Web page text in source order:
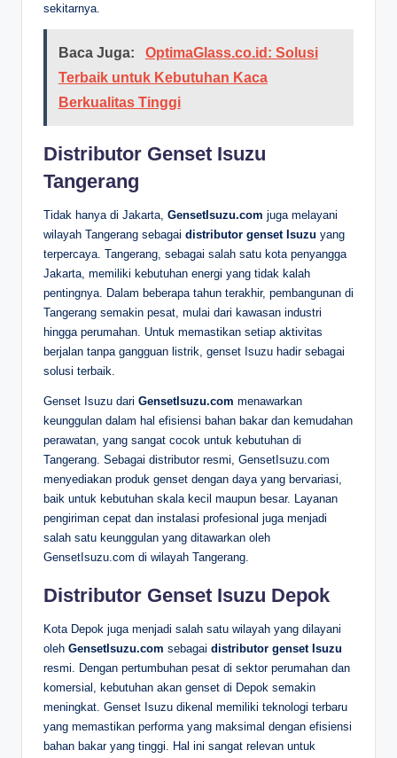
sekitarnya.
Baca Juga:
OptimaGlass.co.id: Solusi
Terbaik untuk Kebutuhan Kaca
Berkualitas Tinggi
Distributor Genset Isuzu
Tangerang
Tidak hanya di Jakarta, GensetIsuzu.com juga melayani
wilayah Tangerang sebagai distributor genset Isuzu yang
terpercaya. Tangerang, sebagai salah satu kota penyangga
Jakarta, memiliki kebutuhan energi yang tidak kalah
pentingnya. Dalam beberapa tahun terakhir, pembangunan di
Tangerang semakin pesat, mulai dari kawasan industri
hingga perumahan. Untuk memastikan setiap aktivitas
berjalan tanpa gangguan listrik, genset Isuzu hadir sebagai
solusi terbaik.
Genset Isuzu dari GensetIsuzu.com menawarkan
keunggulan dalam hal efisiensi bahan bakar dan kemudahan
perawatan, yang sangat cocok untuk kebutuhan di
Tangerang. Sebagai distributor resmi, GensetIsuzu.com
menyediakan produk genset dengan daya yang bervariasi,
baik untuk kebutuhan skala kecil maupun besar. Layanan
pengiriman cepat dan instalasi profesional juga menjadi
salah satu keunggulan yang ditawarkan oleh
GensetIsuzu.com di wilayah Tangerang.
Distributor Genset Isuzu Depok
Kota Depok juga menjadi salah satu wilayah yang dilayani
oleh GensetIsuzu.com sebagai distributor genset Isuzu
resmi. Dengan pertumbuhan pesat di sektor perumahan dan
komersial, kebutuhan akan genset di Depok semakin
meningkat. Genset Isuzu dikenal memiliki teknologi terbaru
yang memastikan performa yang maksimal dengan efisiensi
bahan bakar yang tinggi. Hal ini sangat relevan untuk